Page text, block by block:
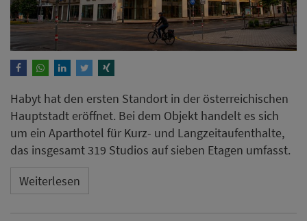
Habyt hat den ersten Standort in der österreichischen
Hauptstadt eröffnet. Bei dem Objekt handelt es sich
um ein Aparthotel für Kurz- und Langzeitaufenthalte,
das insgesamt 319 Studios auf sieben Etagen umfasst.
Weiterlesen